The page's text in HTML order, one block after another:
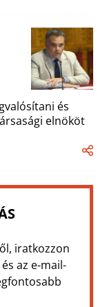
és
elnököt
iratkozzon
az e-mail-